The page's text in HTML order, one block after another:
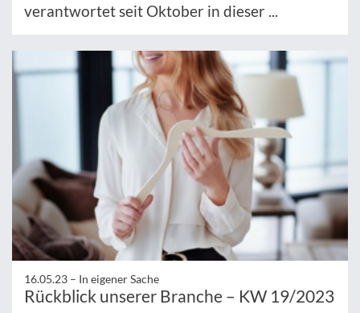
verantwortet seit Oktober in dieser ...
16.05.23 – In eigener Sache
Rückblick unserer Branche – KW 19/2023